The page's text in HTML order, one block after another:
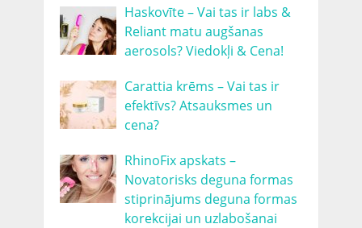
Haskovīte – Vai tas ir labs &
Reliant matu augšanas
aerosols? Viedokļi & Cena!
Carattia krēms – Vai tas ir
efektīvs? Atsauksmes un
cena?
RhinoFix apskats –
Novatorisks deguna formas
stiprinājums deguna formas
korekcijai un uzlabošanai